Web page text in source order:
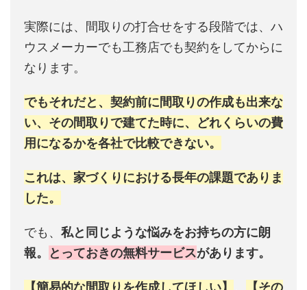
実際には、間取りの打合せをする段階では、ハ
ウスメーカーでも工務店でも契約をしてからに
なります。
でもそれだと、契約前に間取りの作成も出来な
い、その間取りで建てた時に、どれくらいの費
用になるかを各社で比較できない。
これは、家づくりにおける長年の課題でありま
した。
でも、 私と同じような悩みをお持ちの方に朗
報。
とっておきの無料サービスがあります。
【簡易的な間取りを作成してほしい】 、
【その